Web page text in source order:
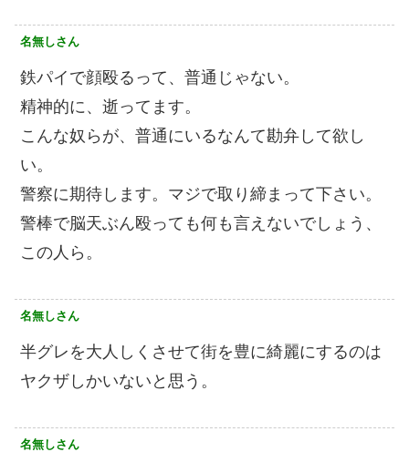
名無しさん
鉄パイで顔殴るって、普通じゃない。
精神的に、逝ってます。
こんな奴らが、普通にいるなんて勘弁して欲し
い。
警察に期待します。マジで取り締まって下さい。
警棒で脳天ぶん殴っても何も言えないでしょう、
この人ら。
名無しさん
半グレを大人しくさせて街を豊に綺麗にするのは
ヤクザしかいないと思う。
名無しさん